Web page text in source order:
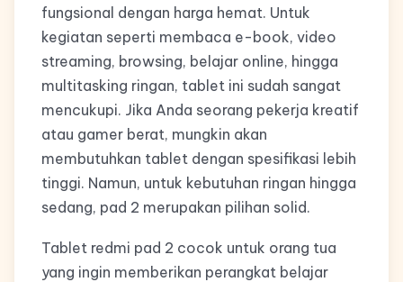
fungsional dengan harga hemat. Untuk
kegiatan seperti membaca e-book, video
streaming, browsing, belajar online, hingga
multitasking ringan, tablet ini sudah sangat
mencukupi. Jika Anda seorang pekerja kreatif
atau gamer berat, mungkin akan
membutuhkan tablet dengan spesifikasi lebih
tinggi. Namun, untuk kebutuhan ringan hingga
sedang, pad 2 merupakan pilihan solid.
Tablet redmi pad 2 cocok untuk orang tua
yang ingin memberikan perangkat belajar